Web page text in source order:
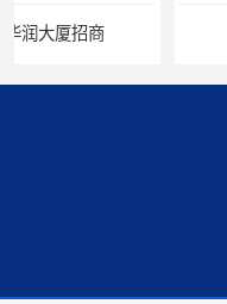
招商局广场出租